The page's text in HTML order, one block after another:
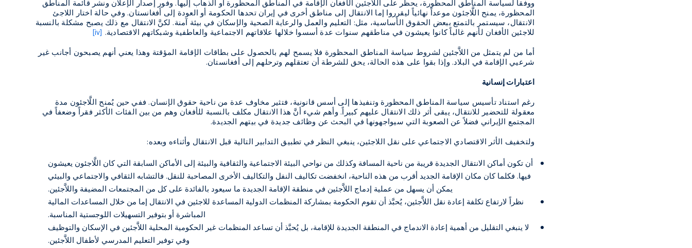
ووفقاً لسياسة المناطق المحظورة، يحظر على اللاَّجئين الأفغان الإقامة في المناطق المحظورة أو الذهاب إليها. وفور إصدار الإعلان ونشر قائمة المناطق
المحظورة، يمنح اللَّاجئون موعداً نهائياً ليقرروا إما الانتقال إلى مناطق أخرى في إيران تحدها الحكومة أو العودة إلى أفغانستان. وفي حالة اختار اللاجئ
الانتقال، سيستمر بالتمتع ببعض الحقوق الأساسية، مثل: التعليم والعمل والرعاية الصحية والإسكان في بيئة آمنة. لكنَّ الانتقال مع ذلك يصبح مشكلة بالنسبة
للاجئين الأفغان لأنهم غالباً كانوا يعيشون في مناطقهم سنوات عدة أسسوا خلالها علاقاتهم الاجتماعية والعاطفية وشبكاتهم الاقتصادية. [iv]
أما من لم يتمثل من اللاَّجئين لشروط سياسة المناطق المحظورة فلا يسمح لهم بالحصول على بطاقات الإقامة المؤقتة وهذا يعني أنهم يصبحون أجانب غير
شرعيي الإقامة في البلاد. وإذا بقوا على هذه الحالة، يحق للشرطة أن تعتقلهم وترحلهم إلى أفغانستان.
اعتبارات إنسانية
رغم استناد تأسيس سياسة المناطق المحظورة وتنفيذها إلى أسس قانونية، فتثير مخاوف عدة من ناحية حقوق الإنسان. ففي حين يُمنح اللَّاجئون مدة
معقولة للتحضير للانتقال، يبقى أثر ذلك الانتقال عليهم كبيراً. وأهم شيء أنَّ هذا الانتقال مكلف بالنسبة للأفغان وهم من بين الفئات الأكثر فقراً وضعفاً في
المجتمع الإيراني فضلاً عن الصعوبة التي سيواجهونها في البحث عن وظائف جديدة في بيتهم الجديدة.
ولتخفيف الأثر الاقتصادي الاجتماعي على نقل اللاجئين، ينبغي النظر في تطبيق التدابير التالية قبل الانتقال وأثناءه وبعده:
أن تكون أماكن الانتقال الجديدة قريبة من ناحية المسافة وكذلك من نواحي البيئة الاجتماعية والثقافية والبيئة إلى الأماكن السابقة التي كان اللَّاجئون يعيشون
فيها. فكلما كان مكان الإقامة الجديد أقرب من هذه الناحية، انخفضت تكاليف النفل والتكاليف الأخرى المصاحبة للنقل. فالتشابه الثقافي والاجتماعي والبيئي
يمكن أن يسهل من عملية إدماج اللاَّجئين في منطقة الإقامة الجديدة ما سيعود بالفائدة على كل من المجتمعات المضيفة واللاَّجئين.
نظراً لارتفاع تكلفة إعادة نقل اللاَّجئين، يُحبَّذ أن تقوم الحكومة بمشاركة المنظمات الدولية المساعدة للاجئين في الانتقال إما من خلال المساعدات المالية
المباشرة أو بتوفير التسهيلات اللوجستية المناسبة.
لا ينبغي التقليل من أهمية إعادة الاندماج في المنطقة الجديدة للإقامة، بل يُحبَّذ أن تساعد المنظمات غير الحكومية المحلية اللاَّجئين في الإسكان والتوظيف
وفي توفير التعليم المدرسي لأطفال اللاَّجئين.